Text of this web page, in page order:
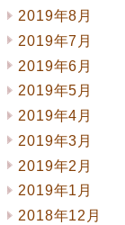
2019年8月
2019年7月
2019年6月
2019年5月
2019年4月
2019年3月
2019年2月
2019年1月
2018年12月